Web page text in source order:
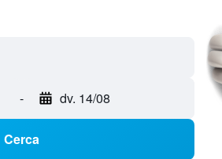
- dv. 14/08
Cerca